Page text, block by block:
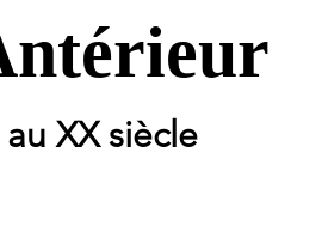
XX siècle